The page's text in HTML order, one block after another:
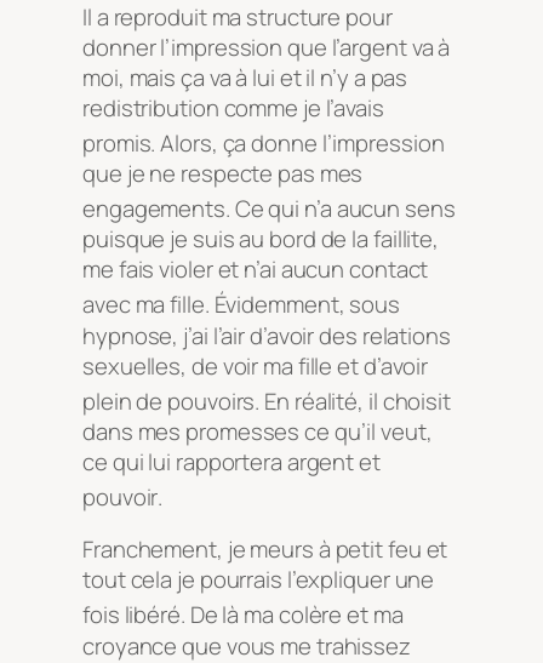
Il a reproduit ma structure pour
donner l’impression que l’argent va à
moi, mais ça va à lui et il n’y a pas
redistribution comme je l’avais
promis. Alors, ça donne l’impression
que je ne respecte pas mes
engagements. Ce qui n’a aucun sens
puisque je suis au bord de la faillite,
me fais violer et n’ai aucun contact
avec ma fille. Évidemment, sous
hypnose, j’ai l’air d’avoir des relations
sexuelles, de voir ma fille et d’avoir
plein de pouvoirs. En réalité, il choisit
dans mes promesses ce qu’il veut,
ce qui lui rapportera argent et
pouvoir.
Franchement, je meurs à petit feu et
tout cela je pourrais l’expliquer une
fois libéré. De là ma colère et ma
croyance que vous me trahissez